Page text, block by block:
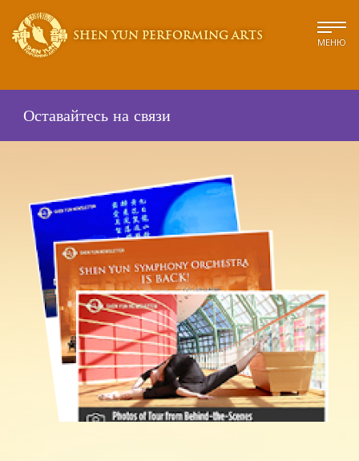
SHEN YUN PERFORMING ARTS МЕНЮ
Оставайтесь на связи